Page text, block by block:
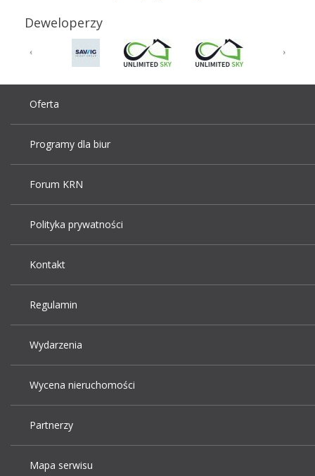
Deweloperzy
Oferta
Programy dla biur
Forum KRN
Polityka prywatności
Kontakt
Regulamin
Wydarzenia
Wycena nieruchomości
Partnerzy
Mapa serwisu